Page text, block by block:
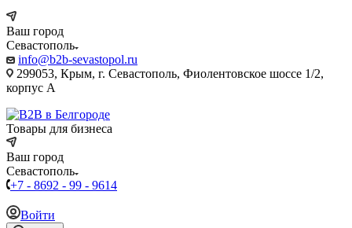
Ваш город
Севастополь
info@b2b-sevastopol.ru
299053, Крым, г. Севастополь, Фиолентовское шоссе 1/2,
корпус А
Товары для бизнеса
Ваш город
Севастополь
+7 - 8692 - 99 - 9614
Войти